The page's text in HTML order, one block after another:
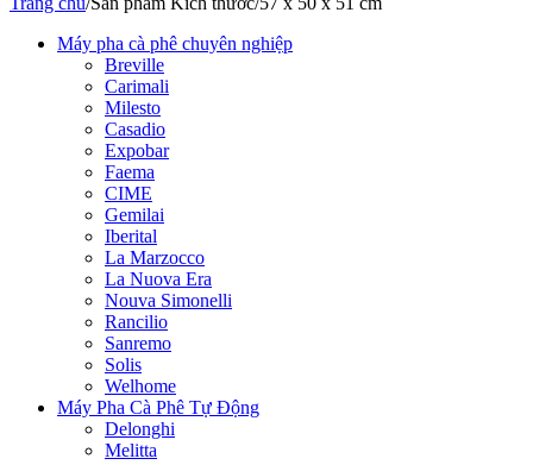
Máy pha cà phê chuyên nghiệp
Breville
Carimali
Milesto
Casadio
Expobar
Faema
CIME
Gemilai
Iberital
La Marzocco
La Nuova Era
Nouva Simonelli
Rancilio
Sanremo
Solis
Welhome
Máy Pha Cà Phê Tự Động
Delonghi
Melitta